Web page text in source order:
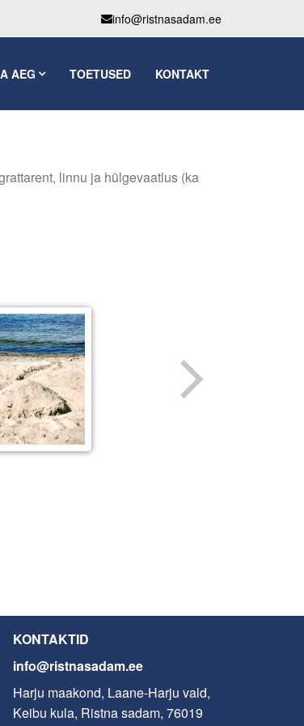
info@ristnasadam.ee
AEG TOETUSED KONTAKT
linnu ja hülgevaatlus (ka
KONTAKTID
info@ristnasadam.ee
Harju maakond, Laane-Harju vald,
Keibu kula, Ristna sadam, 76019